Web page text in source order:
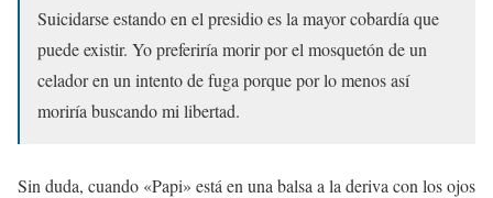
Suicidarse estando en el presidio es la mayor cobardía que
puede existir. Yo preferiría morir por el mosquetón de un
celador en un intento de fuga porque por lo menos así
moriría buscando mi libertad.
Sin duda, cuando «Papi» está en una balsa a la deriva con los ojos